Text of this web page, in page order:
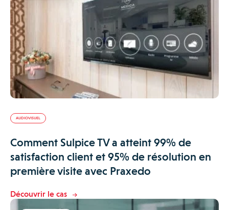
AUDIOVISUEL
Comment Sulpice TV a atteint 99% de
satisfaction client et 95% de résolution en
première visite avec Praxedo
Découvrir le cas